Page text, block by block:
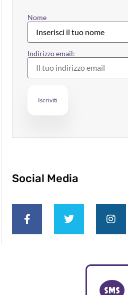
Nome
Indirizzo email:
Social Media